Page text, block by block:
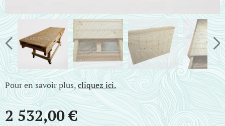
Pour en savoir plus,cliquez ici.
2 532,00€